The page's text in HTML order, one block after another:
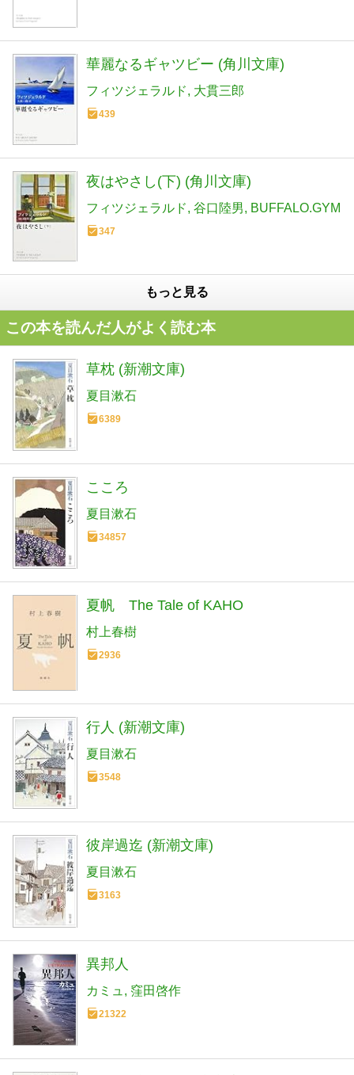
華麗なるギャツビー (角川文庫)
フィツジェラルド 大貫三郎
439
夜はやさし(下) (角川文庫)
フィツジェラルド 谷口陸男 BUFFALO.GYM
347
もっと見る
この本を読んだ人がよく読む本
草枕 (新潮文庫)
夏目漱石
6389
こころ
夏目漱石
34857
夏帆 The Tale of KAHO
村上春樹
2936
行人 (新潮文庫)
夏目漱石
3548
彼岸過迄 (新潮文庫)
夏目漱石
3163
異邦人
カミュ 窪田啓作
21322